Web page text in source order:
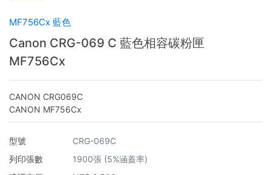
MF756Cx 藍色
Canon CRG-069 C 藍色相容碳粉匣
MF756Cx
CANON CRG069C
CANON MF756Cx
型號
CRG-069C
列印張數
1900張 (5%涵蓋率)